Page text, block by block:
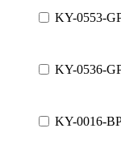
KY-0553-
KY-0536-
KY-0016-